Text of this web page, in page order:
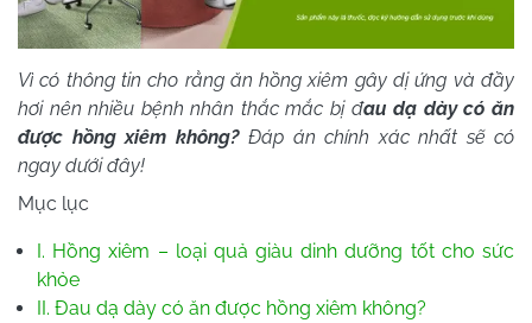
Vì có thông tin cho rằng ăn hồng xiêm gây dị ứng và đầy
hơi nên nhiều bệnh nhân thắc mắc bị đau dạ dày có ăn
được hồng xiêm không? Đáp án chính xác nhất sẽ có
ngay dưới đây!
Mục lục
I. Hồng xiêm – loại quả giàu dinh dưỡng tốt cho sức
khỏe
II. Đau dạ dày có ăn được hồng xiêm không?